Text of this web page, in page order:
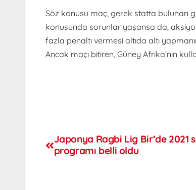
Söz konusu maç, gerek statta bulunan
konusunda sorunlar yaşansa da,
fazla penaltı vermesi altıda altı
Ancak maçı bitiren, Güney Afrika’nın
Japonya Ragbi Lig Bir’de 2021
programı belli oldu